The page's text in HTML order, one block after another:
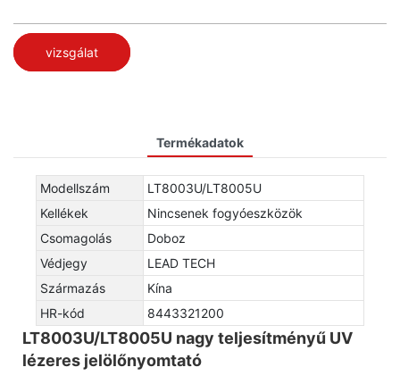
vizsgálat
Termékadatok
Modellszám
LT8003U/LT8005U
Kellékek
Nincsenek fogyóeszközök
Csomagolás
Doboz
Védjegy
LEAD TECH
Származás
Kína
HR-kód
8443321200
LT8003U/LT8005U nagy teljesítményű UV
lézeres jelölőnyomtató